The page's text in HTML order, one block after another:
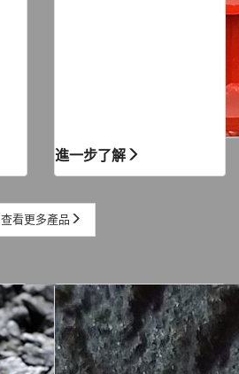
進一步了解
查看更多產品